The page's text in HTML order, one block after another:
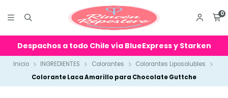
0
Despachos a todo Chile vía BlueExpress y Starken
Inicio INGREDIENTES Colorantes
Colorantes Liposolubles
Colorante Laca Amarillo para Chocolate Guttche